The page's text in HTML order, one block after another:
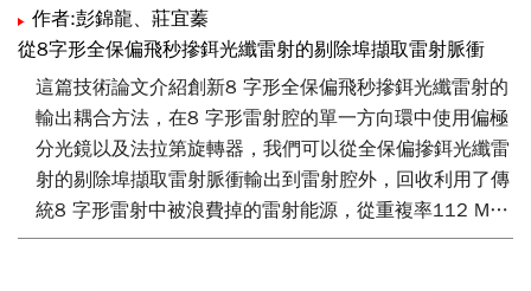
mm·mrad之光束特性的雷射系統設計中，具備無需復雜的
光纖元件熔接與架構簡單之特徵。其證明高品質的直驅式
半導體雷射可有效地加工材料，本文將針對過往的高功率
雷射製造技術到目前新世代的直驅式半導體雷射進行介
紹。
作者:彭錦龍、莊宜蓁
從8字形全保偏飛秒摻鉺光纖雷射的剔除埠擷取雷射脈衝
這篇技術論文介紹創新8 字形全保偏飛秒摻鉺光纖雷射的
輸出耦合方法，在8 字形雷射腔的單一方向環中使用偏極
分光鏡以及法拉第旋轉器，我們可以從全保偏摻鉺光纖雷
射的剔除埠擷取雷射脈衝輸出到雷射腔外，回收利用了傳
統8 字形雷射中被浪費掉的雷射能源，從重複率112 MHz
的摻鉺光纖雷射振盪器中，可以輸出23 mW 的平均功